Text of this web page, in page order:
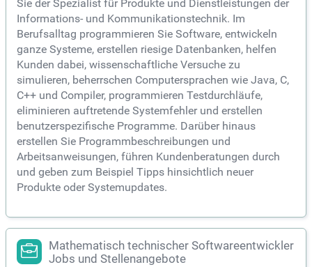
Sie der Spezialist für Produkte und Dienstleistungen der
Informations- und Kommunikationstechnik. Im
Berufsalltag programmieren Sie Software, entwickeln
ganze Systeme, erstellen riesige Datenbanken, helfen
Kunden dabei, wissenschaftliche Versuche zu
simulieren, beherrschen Computersprachen wie Java, C,
C++ und Compiler, programmieren Testdurchläufe,
eliminieren auftretende Systemfehler und erstellen
benutzerspezifische Programme. Darüber hinaus
erstellen Sie Programmbeschreibungen und
Arbeitsanweisungen, führen Kundenberatungen durch
und geben zum Beispiel Tipps hinsichtlich neuer
Produkte oder Systemupdates.
Mathematisch technischer Softwareentwickler
Jobs und Stellenangebote